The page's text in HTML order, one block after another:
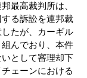
最高裁判所は、
る訴訟を連邦裁
たが、カーギル
んでおり、本件
として審理却下
ェーンにおける